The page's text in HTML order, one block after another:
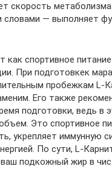
скорость
словами — выполняет
как спортивное
При подготовкек
пробежкам L-
Его также
подготовки, ведь в
Это спортивное
укрепляет иммунную
По сути, L-
подкожный жир в